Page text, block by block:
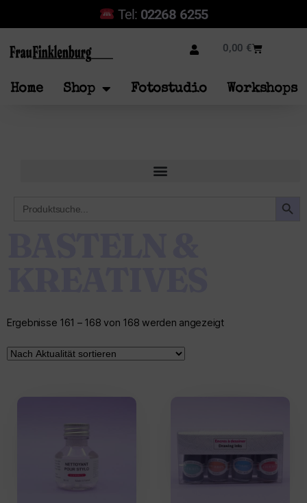
Tel: 02268 6255
0,00 €
Home Shop Fotostudio Workshops
for:
Ergebnisse 161 – 168 von 168 werden angezeigt